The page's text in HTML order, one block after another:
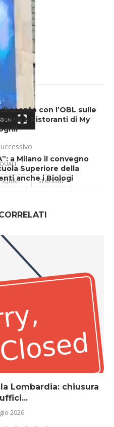
SQUALI STAZIONE
sconto con l’OBL sulle
e Ristoranti di My
a Milano il convegno
Superiore della
anche i Biologi
Lombardia: chiusura
2026